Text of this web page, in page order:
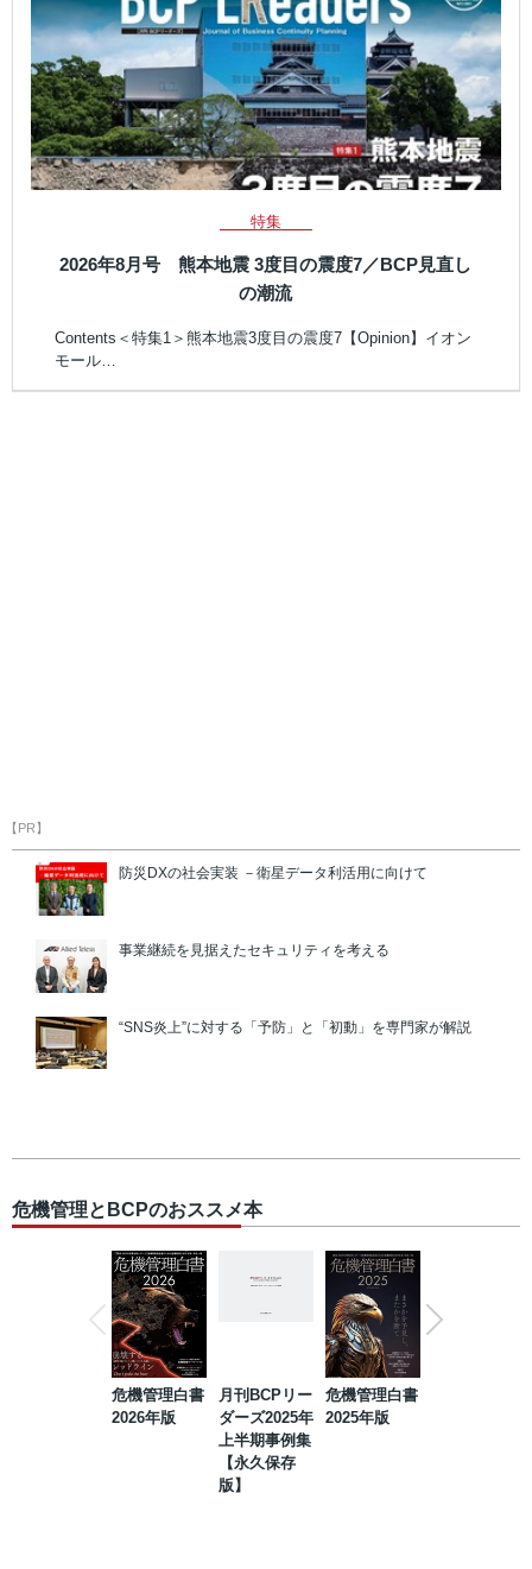
特集
2026年8月号 熊本地震 3度目の震度7／BCP見直し
の潮流
Contents＜特集1＞熊本地震3度目の震度7【Opinion】イオン
モール…
【PR】
防災DXの社会実装 －衛星データ利活用に向けて
事業継続を見据えたセキュリティを考える
“SNS炎上”に対する「予防」と「初動」を専門家が解説
危機管理とBCPのおススメ本
危機管理白書
2026年版
月刊BCPリー
ダーズ2025年
上半期事例集
【永久保存
版】
危機管理白書
2025年版